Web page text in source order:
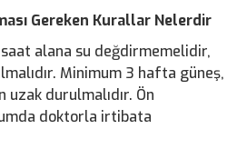
Gereken Kurallar Nelerdir
alana su değdirmemelidir,
Minimum 3 hafta güneş,
durulmalıdır. Ön
doktorla irtibata